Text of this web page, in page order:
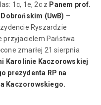
1c, 1e, 2c z Panem prof.
Dobrońskim (UwB) –
Ryszardzie
przyjacielem Państwa
zmarłej 21 sierpnia
Karolinie Kaczorowskiej
prezydenta RP na
Kaczorowskiego.